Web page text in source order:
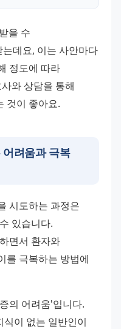
을 수
데요, 이는 사안마다
정도에 따라
와 상담을 통해
것이 좋아요.
려움과 극복
시도하는 과정은
있습니다.
면서 환자와
를 극복하는 방법에
의 어려움'입니다.
이 없는 일반인이